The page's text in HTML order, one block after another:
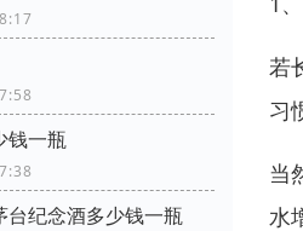
钱一瓶
纪念酒多少钱一瓶
若
习
当
水